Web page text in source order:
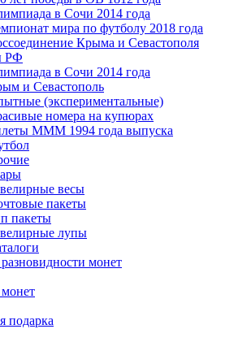
в Сочи 2014 года
мира по футболу 2018 года
Крыма и Севастополя
РФ
в Сочи 2014 года
и Севастополь
(экспериментальные)
номера на купюрах
МММ 1994 года выпуска
весы
пакеты
пакеты
лупы
монет
подарка